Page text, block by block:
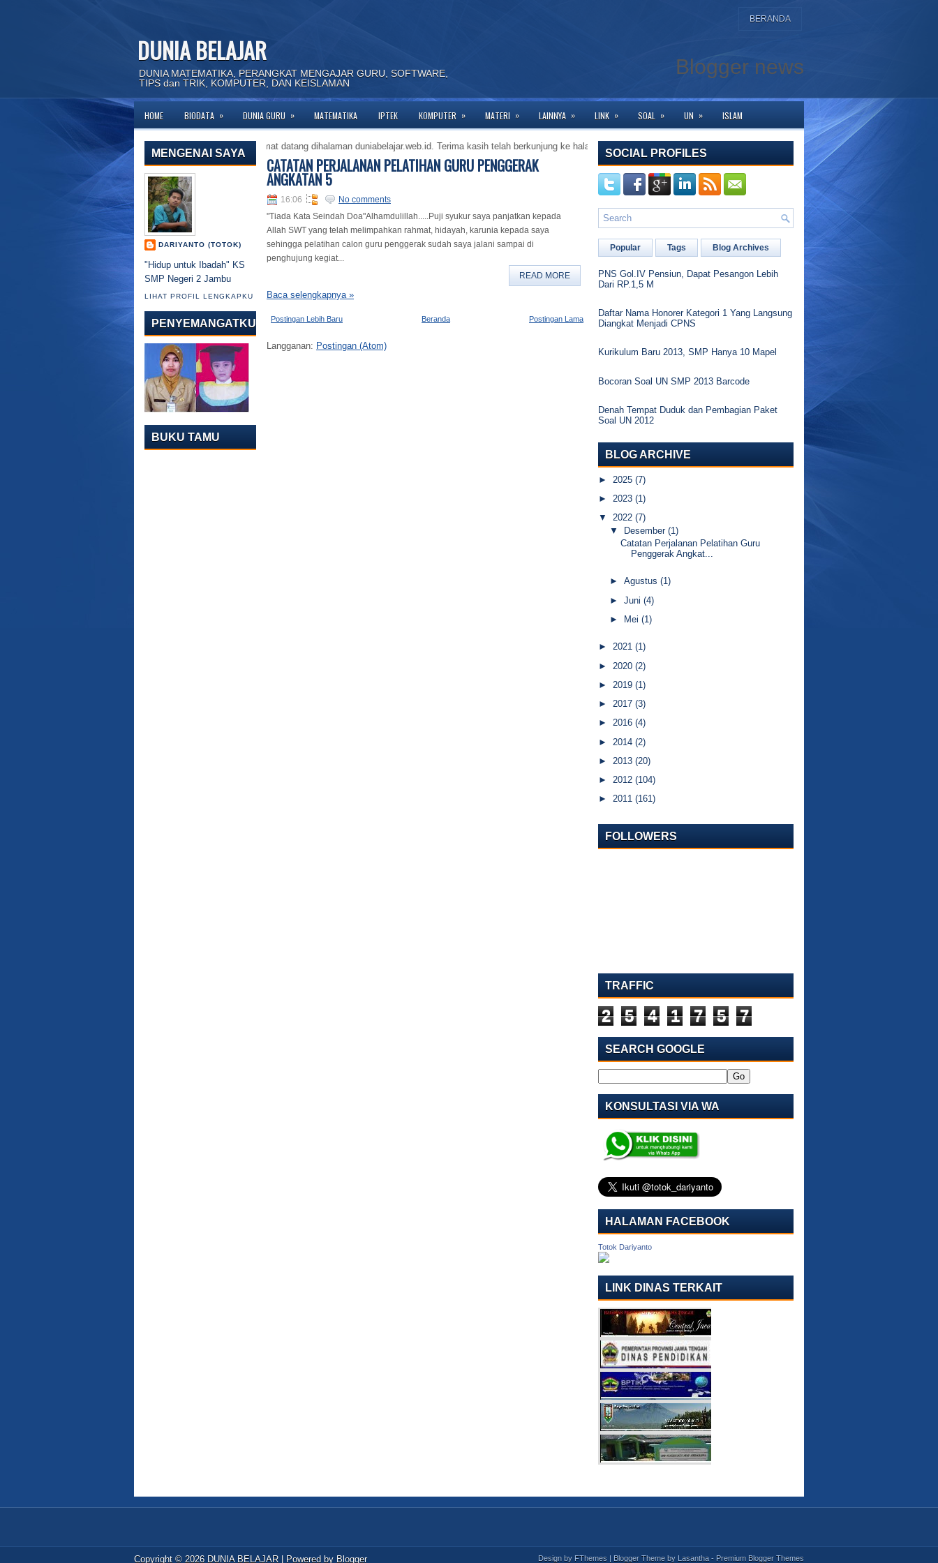
BERANDA
DUNIA BELAJAR
DUNIA MATEMATIKA, PERANGKAT MENGAJAR GURU, SOFTWARE,
TIPS dan TRIK, KOMPUTER, DAN KEISLAMAN
Blogger news
HOME BIODATA » DUNIA GURU » MATEMATIKA IPTEK KOMPUTER » MATERI » LAINNYA » LINK » SOAL » UN » ISLAM
MENGENAI SAYA
DARIYANTO (TOTOK)
"Hidup untuk Ibadah" KS
SMP Negeri 2 Jambu
LIHAT PROFIL LENGKAPKU
PENYEMANGATKU
BUKU TAMU
Selamat datang dihalaman duniabelajar.web.id. Terima kasih telah berkunjung ke halaman ini. Bagi yang membutuhkan bantuan silahkan hubungi kami di WA dengan klik
CATATAN PERJALANAN PELATIHAN GURU PENGGERAK
ANGKATAN 5
16:06
No comments
"Tiada Kata Seindah Doa"Alhamdulillah.....Puji syukur saya panjatkan kepada
Allah SWT yang telah melimpahkan rahmat, hidayah, karunia kepada saya
sehingga pelatihan calon guru penggerak sudah saya jalani sampai di
penghujung kegiat...
READ MORE
Baca selengkapnya »
Postingan Lebih Baru Postingan Lama
Beranda
Langganan: Postingan (Atom)
SOCIAL PROFILES
Popular Tags Blog Archives
PNS Gol.IV Pensiun, Dapat Pesangon Lebih
Dari RP.1,5 M
Daftar Nama Honorer Kategori 1 Yang Langsung
Diangkat Menjadi CPNS
Kurikulum Baru 2013, SMP Hanya 10 Mapel
Bocoran Soal UN SMP 2013 Barcode
Denah Tempat Duduk dan Pembagian Paket
Soal UN 2012
BLOG ARCHIVE
► 2025 (7)
► 2023 (1)
▼
2022 (7)
▼
Desember (1)
Catatan Perjalanan Pelatihan Guru
Penggerak Angkat...
► Agustus (1)
► Juni (4)
►
Mei (1)
► 2021 (1)
► 2020 (2)
► 2019 (1)
► 2017 (3)
► 2016 (4)
► 2014 (2)
► 2013 (20)
► 2012 (104)
► 2011 (161)
FOLLOWERS
TRAFFIC
2 5 4 1 7 5 7
SEARCH GOOGLE
KONSULTASI VIA WA
HALAMAN FACEBOOK
Totok Dariyanto
LINK DINAS TERKAIT
Copyright © 2026 DUNIA BELAJAR | Powered by Blogger Design by FThemes | Blogger Theme by Lasantha - Premium Blogger Themes